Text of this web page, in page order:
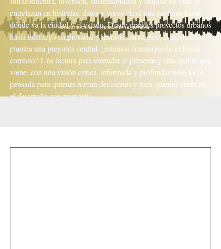
entrelazan en historias, datos y voces clave que explican hacia
dónde va la ciudad y el estado. Desde grandes proyectos urbanos
hasta liderazgo empresarial y análisis estratégico, esta edición
plantea una pregunta central: ¿estamos construyendo el futuro
correcto? Una lectura para entender el presente y anticipar lo que
viene, con una visión crítica, informada y profundamente local,
pensada para quienes toman decisiones y para quienes creen en
el desarrollo con propósito.